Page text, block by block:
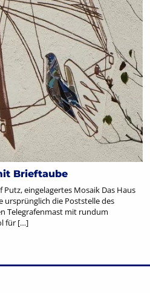
Brieftaube
eingelagertes Mosaik Das Haus
die Poststelle des
Telegrafenmast mit rundum
für […]